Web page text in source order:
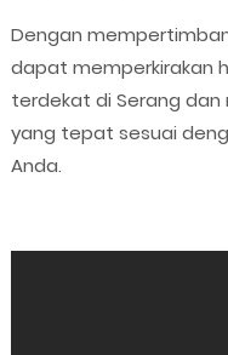
Dengan
dapat memperkirakan
terdekat di Serang
yang tepat sesuai
Anda.